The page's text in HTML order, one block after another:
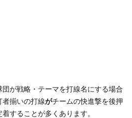
が戦略・テーマを打線名にする場合
揃いの打線がチームの快進撃を後押
することが多くあります。